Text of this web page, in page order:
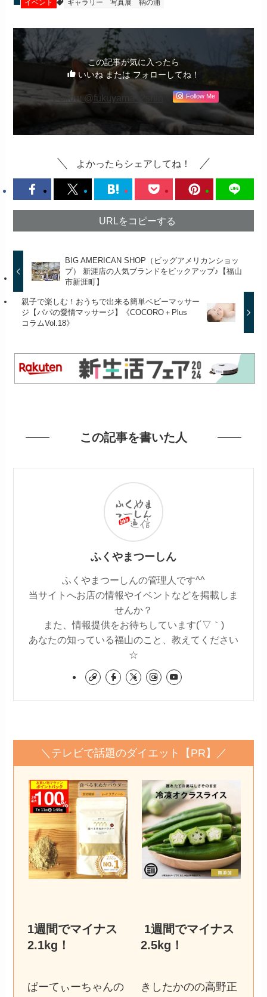
イベント ギャラリー 写真展 鞆の浦
この記事が気に入ったら
いいね または フォローしてね！
Follow @fukuyama_2shin Follow Me
よかったらシェアしてね！
URLをコピーする
BIG AMERICAN SHOP（ビッグアメリカンショッ
プ） 新涯店の人気ブランドをピックアップ♪【福山
市新涯町】
親子で楽しむ！おうちで出来る簡単ベビーマッサー
ジ【パパの愛情マッサージ】《COCORO＋Plus
コラムVol.18》
この記事を書いた人
ふくやまつーしん
ふくやまつーしんの管理人です^^
当サイトへお店の情報やイベントなどを掲載しま
せんか？
また、情報提供をお待ちしています(´▽｀)
あなたの知っている福山のこと、教えてください
☆
＼テレビで話題のダイエット【PR】／
1週間でマイナス
2.1kg ！
ぱーてぃーちゃんの
1週間でマイナス
2.5kg ！
きしたかのの高野正